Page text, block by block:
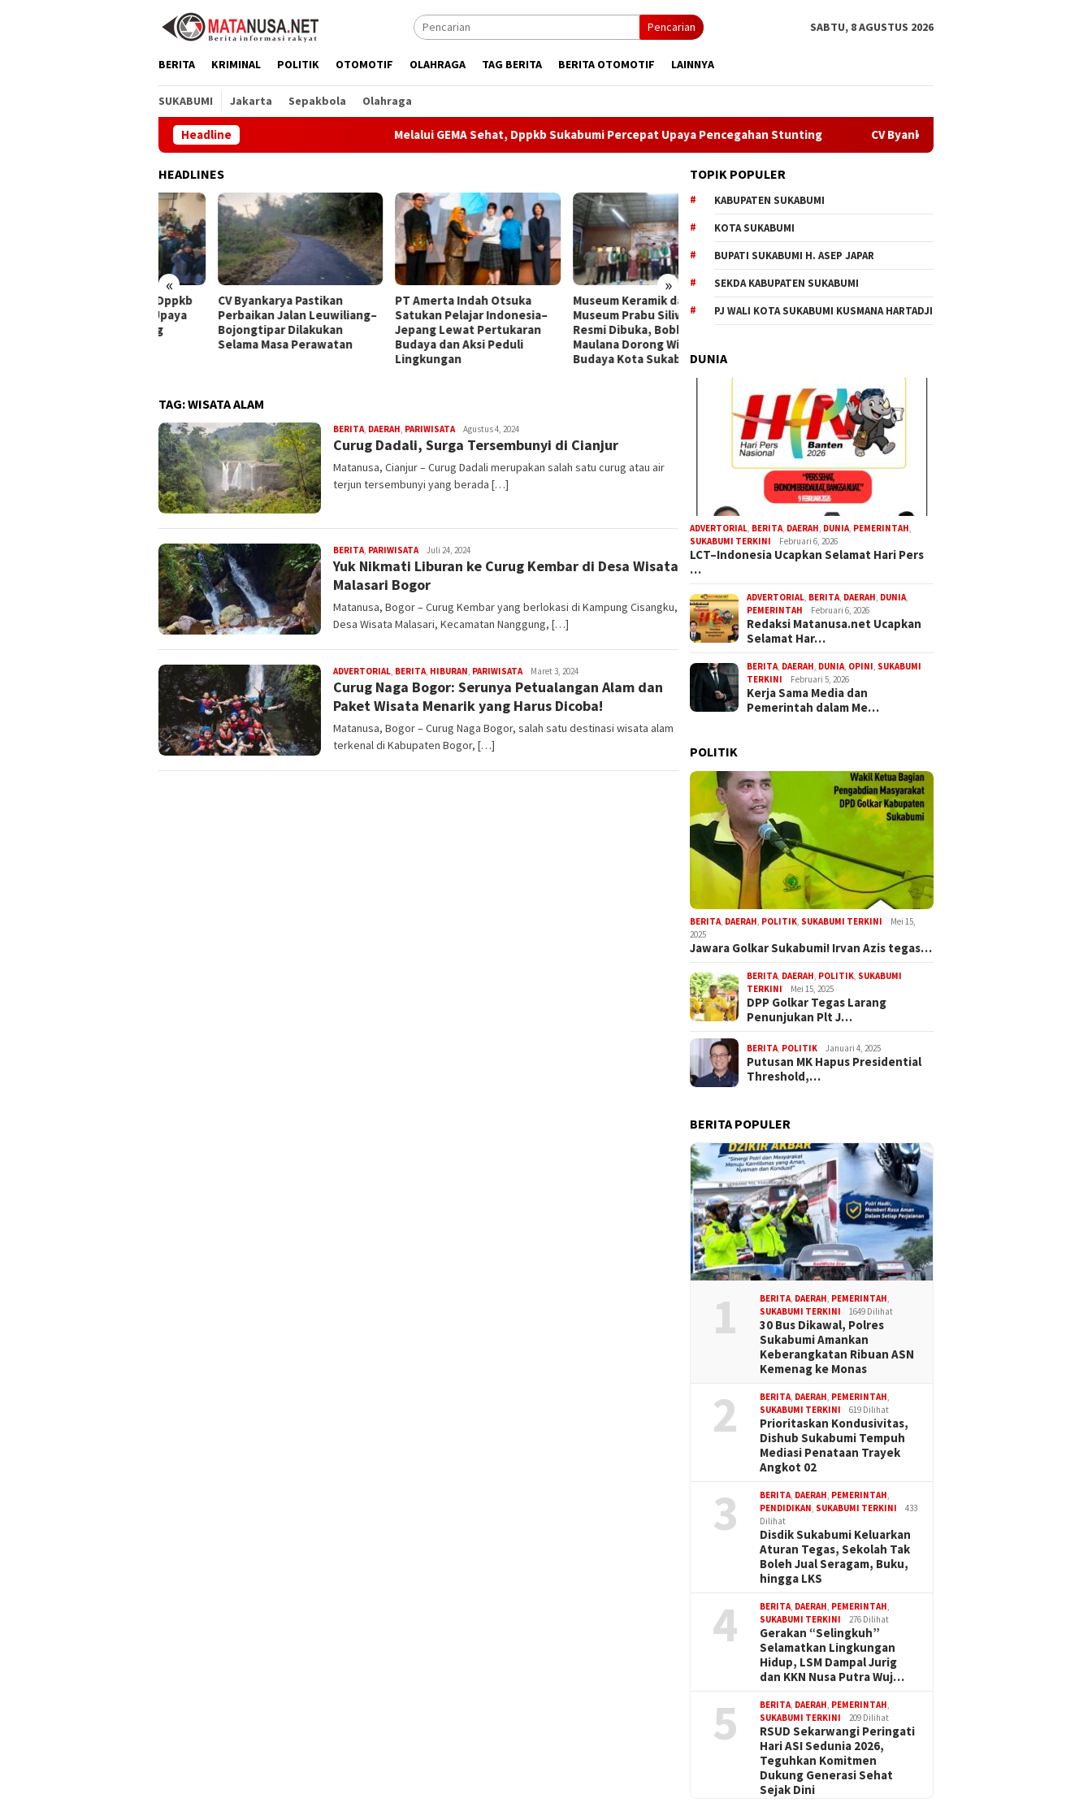
Pencarian SABTU, 8 AGUSTUS 2026
BERITA KRIMINAL POLITIK OTOMOTIF OLAHRAGA TAG BERITA BERITA OTOMOTIF LAINNYA
SUKABUMI Jakarta Sepakbola Olahraga
Headline Melalui GEMA Sehat, Dppkb Sukabumi Percepat Upaya Pencegahan Stunting CV Byankarya Pastikan Perbaikan Jalan
HEADLINES
« »
CV Byankarya Pastikan
Perbaikan Jalan Leuwiliang–
Bojongtipar Dilakukan
Selama Masa Perawatan
PT Amerta Indah Otsuka
Satukan Pelajar Indonesia–
Jepang Lewat Pertukaran
Budaya dan Aksi Peduli
Lingkungan
Museum Keramik dan
Museum Prabu Siliwangi
Resmi Dibuka, Bobby
Maulana Dorong Wisata
Budaya Kota Sukabumi
Dugaan Penyalahgunaan
Narkoba Oknum Kades, Dprd
Minta Tidak Ada Tebang Pilih
Melalui GEMA Sehat, Dppkb
Sukabumi Percepat Upaya
Pencegahan Stunting
TAG:WISATA ALAM
BERITA, DAERAH, PARIWISATAR
Iyan
Satria
Agustus 4, 2024
Curug Dadali, Surga Tersembunyi di Cianjur
Matanusa, Cianjur – Curug Dadali merupakan salah satu curug atau air
terjun tersembunyi yang berada […]
BERITA, PARIWISATAR
Iyan
Juli 24, 2024
Yuk Nikmati Liburan ke Curug Kembar di Desa Wisata
Malasari Bogor
Matanusa, Bogor – Curug Kembar yang berlokasi di Kampung Cisangku,
Desa Wisata Malasari, Kecamatan Nanggung, […]
ADVERTORIAL, BERITA, HIBURAN, PARIWISATAR
Iyan
Maret 3, 2024
Curug Naga Bogor: Serunya Petualangan Alam dan
Paket Wisata Menarik yang Harus Dicoba!
Matanusa, Bogor – Curug Naga Bogor, salah satu destinasi wisata alam
terkenal di Kabupaten Bogor, […]
TOPIK POPULER
KABUPATEN SUKABUMI
KOTA SUKABUMI
BUPATI SUKABUMI H. ASEP JAPAR
SEKDA KABUPATEN SUKABUMI
PJ WALI KOTA SUKABUMI KUSMANA HARTADJI
DUNIA
ADVERTORIAL BERITA DAERAH DUNIA PEMERINTAH
SUKABUMI TERKINI
Februari 6, 2026
LCT–Indonesia Ucapkan Selamat Hari Pers
…
ADVERTORIAL BERITA DAERAH DUNIA
PEMERINTAH
Februari 6, 2026
Redaksi Matanusa.net Ucapkan
Selamat Har…
BERITA DAERAH DUNIA OPINI SUKABUMI
TERKINI
Februari 5, 2026
Kerja Sama Media dan
Pemerintah dalam Me…
POLITIK
BERITA DAERAH POLITIK SUKABUMI TERKINI
Mei 15,
2025
Jawara Golkar Sukabumi! Irvan Azis tegas…
BERITA DAERAH POLITIK SUKABUMI
TERKINI
Mei 15, 2025
DPP Golkar Tegas Larang
Penunjukan Plt J…
BERITA POLITIK Januari 4, 2025
Putusan MK Hapus Presidential
Threshold,…
BERITA POPULER
1 BERITA, DAERAH, PEMERINTAH,
SUKABUMI TERKINI
1649 Dilihat
30 Bus Dikawal, Polres
Sukabumi Amankan
Keberangkatan Ribuan ASN
Kemenag ke Monas
2 BERITA, DAERAH, PEMERINTAH,
SUKABUMI TERKINI
619 Dilihat
Prioritaskan Kondusivitas,
Dishub Sukabumi Tempuh
Mediasi Penataan Trayek
Angkot 02
3 BERITA, DAERAH, PEMERINTAH,
PENDIDIKAN, SUKABUMI TERKINI
433
Dilihat
Disdik Sukabumi Keluarkan
Aturan Tegas, Sekolah Tak
Boleh Jual Seragam, Buku,
hingga LKS
4 BERITA, DAERAH, PEMERINTAH,
SUKABUMI TERKINI
276 Dilihat
Gerakan “Selingkuh”
Selamatkan Lingkungan
Hidup, LSM Dampal Jurig
dan KKN Nusa Putra Wuj…
5 BERITA, DAERAH, PEMERINTAH,
SUKABUMI TERKINI
209 Dilihat
RSUD Sekarwangi Peringati
Hari ASI Sedunia 2026,
Teguhkan Komitmen
Dukung Generasi Sehat
Sejak Dini